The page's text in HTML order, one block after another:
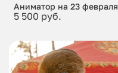
Аниматор на 23 февраля
5 500 руб.